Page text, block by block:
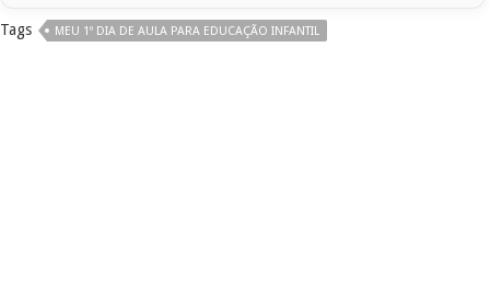
Tags MEU 1º DIA DE AULA PARA EDUCAÇÃO INFANTIL